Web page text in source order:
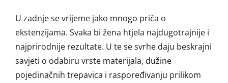
U zadnje se vrijeme jako mnogo priča o
ekstenzijama. Svaka bi žena htjela najdugotrajnije i
najprirodnije rezultate. U te se svrhe daju beskrajni
savjeti o odabiru vrste materijala, dužine
pojedinačnih trepavica i raspoređivanju prilikom